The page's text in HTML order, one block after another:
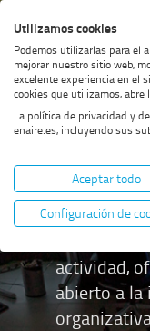
al
menú
al
contenido
al
footer
alto
contraste
actividad,
abierto a
Utilizamos cookies
Podemos utilizarlas para el
mejorar nuestro sitio web,
excelente experiencia en el
cookies que utilizamos, abre
La política de privacidad y
enaire.es, incluyendo sus
Aceptar todo
Configuración de